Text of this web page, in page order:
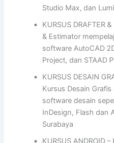
Studio Max, dan
KURSUS DRAFTER
& Estimator
software AutoCAD
Project, dan STAAD
KURSUS DESAIN
Kursus Desain
software desain
InDesign, Flash dan
Surabaya
KURSUS ANDROID